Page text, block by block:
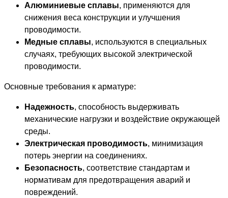
Алюминиевые сплавы, применяются для
снижения веса конструкции и улучшения
проводимости.
Медные сплавы, используются в специальных
случаях, требующих высокой электрической
проводимости.
Основные требования к арматуре:
Надежность, способность выдерживать
механические нагрузки и воздействие окружающей
среды.
Электрическая проводимость, минимизация
потерь энергии на соединениях.
Безопасность, соответствие стандартам и
нормативам для предотвращения аварий и
повреждений.